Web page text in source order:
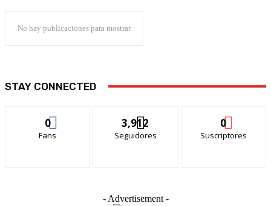
No hay publicaciones para mostrar
STAY CONNECTED
0
Fans
3,912
Seguidores
0
Suscriptores
- Advertisement -